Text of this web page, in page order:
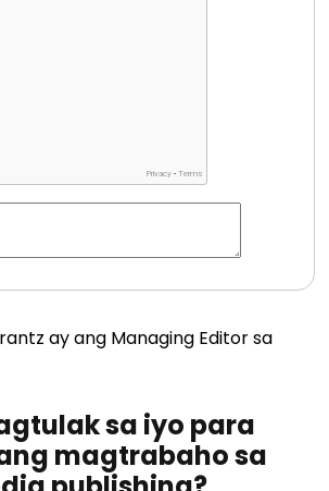
ay ang Managing Editor sa
sa iyo para
magtrabaho sa